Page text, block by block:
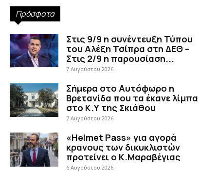
Πρόσφατα
Στις 9/9 η συνέντευξη Τύπου
του Αλέξη Τσίπρα στη ΔΕΘ –
Στις 2/9 η παρουσίαση...
7 Αυγούστου 2026
Σήμερα στο Αυτόφωρο η
Βρετανίδα που τα έκανε λίμπα
στο Κ.Υ της Σκιάθου
7 Αυγούστου 2026
«Helmet Pass» για αγορά
κρανους των δικυκλιστών
προτείνει ο Κ.Μαραβέγιας
6 Αυγούστου 2026